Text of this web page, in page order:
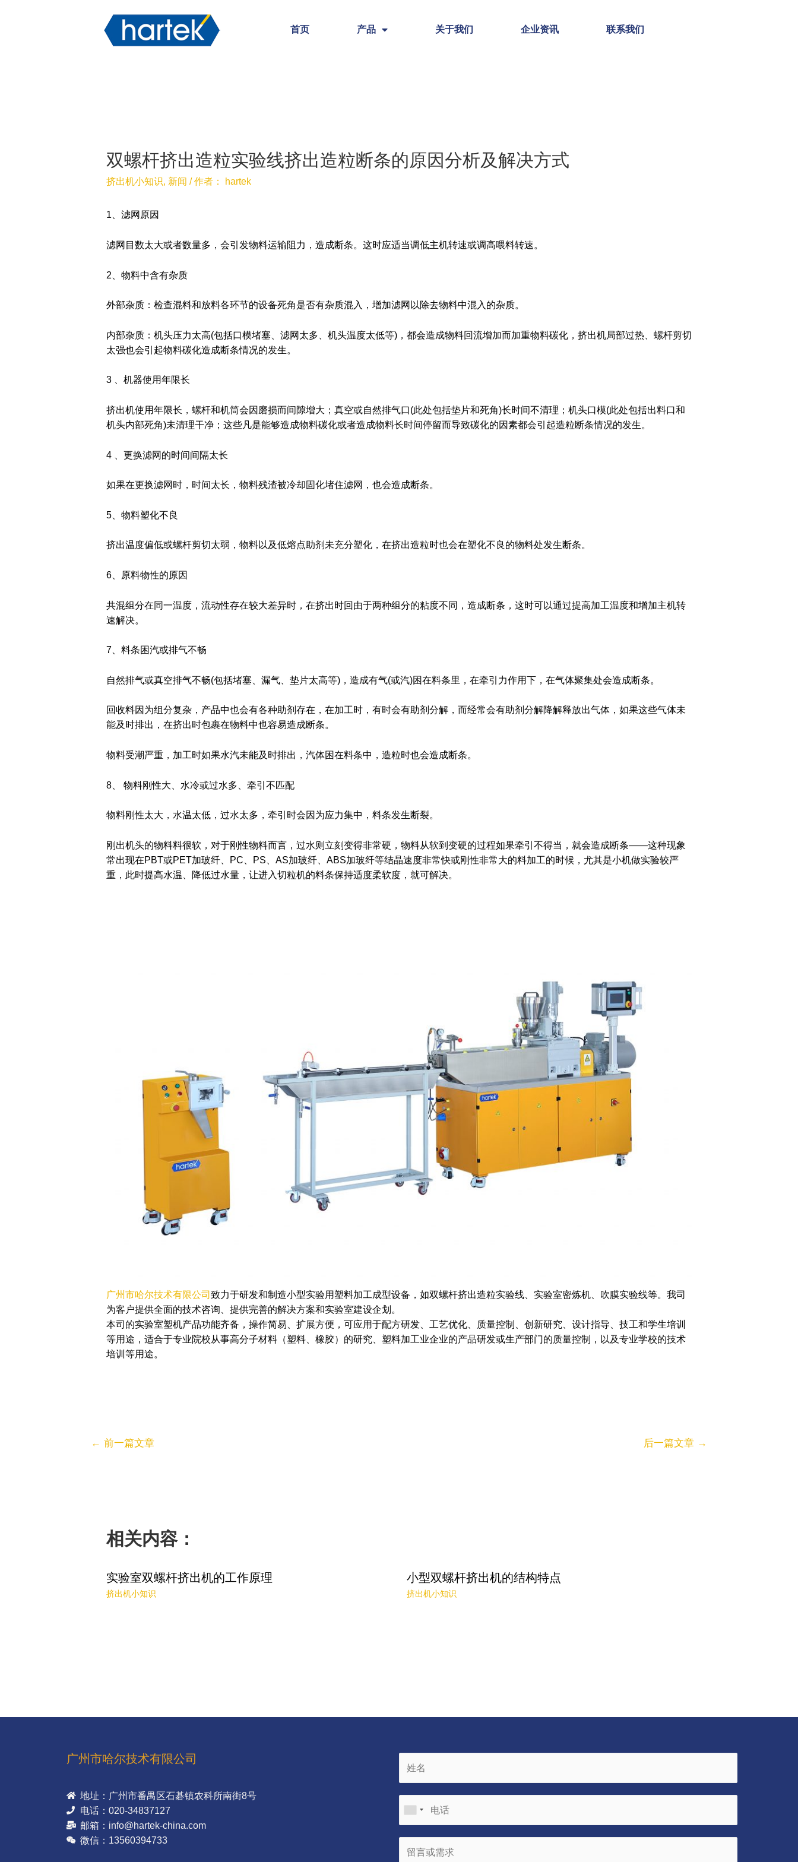
首页 产品 关于我们 企业资讯 联系我们
双螺杆挤出造粒实验线挤出造粒断条的原因分析及解决方式
挤出机小知识, 新闻 / 作者： hartek
1、滤网原因
滤网目数太大或者数量多，会引发物料运输阻力，造成断条。这时应适当调低主机转速或调高喂料转速。
2、物料中含有杂质
外部杂质：检查混料和放料各环节的设备死角是否有杂质混入，增加滤网以除去物料中混入的杂质。
内部杂质：机头压力太高(包括口模堵塞、滤网太多、机头温度太低等)，都会造成物料回流增加而加重物料碳化，挤出机局部过热、螺杆剪切
太强也会引起物料碳化造成断条情况的发生。
3 、机器使用年限长
挤出机使用年限长，螺杆和机筒会因磨损而间隙增大；真空或自然排气口(此处包括垫片和死角)长时间不清理；机头口模(此处包括出料口和
机头内部死角)未清理干净；这些凡是能够造成物料碳化或者造成物料长时间停留而导致碳化的因素都会引起造粒断条情况的发生。
4 、更换滤网的时间间隔太长
如果在更换滤网时，时间太长，物料残渣被冷却固化堵住滤网，也会造成断条。
5、物料塑化不良
挤出温度偏低或螺杆剪切太弱，物料以及低熔点助剂未充分塑化，在挤出造粒时也会在塑化不良的物料处发生断条。
6、原料物性的原因
共混组分在同一温度，流动性存在较大差异时，在挤出时回由于两种组分的粘度不同，造成断条，这时可以通过提高加工温度和增加主机转
速解决。
7、料条困汽或排气不畅
自然排气或真空排气不畅(包括堵塞、漏气、垫片太高等)，造成有气(或汽)困在料条里，在牵引力作用下，在气体聚集处会造成断条。
回收料因为组分复杂，产品中也会有各种助剂存在，在加工时，有时会有助剂分解，而经常会有助剂分解降解释放出气体，如果这些气体未
能及时排出，在挤出时包裹在物料中也容易造成断条。
物料受潮严重，加工时如果水汽未能及时排出，汽体困在料条中，造粒时也会造成断条。
8、 物料刚性大、水冷或过水多、牵引不匹配
物料刚性太大，水温太低，过水太多，牵引时会因为应力集中，料条发生断裂。
刚出机头的物料料很软，对于刚性物料而言，过水则立刻变得非常硬，物料从软到变硬的过程如果牵引不得当，就会造成断条——这种现象
常出现在PBT或PET加玻纤、PC、PS、AS加玻纤、ABS加玻纤等结晶速度非常快或刚性非常大的料加工的时候，尤其是小机做实验较严
重，此时提高水温、降低过水量，让进入切粒机的料条保持适度柔软度，就可解决。
广州市哈尔技术有限公司 致力于研发和制造小型实验用塑料加工成型设备，如双螺杆挤出造粒实验线、实验室密炼机、吹膜实验线等。我司
为客户提供全面的技术咨询、提供完善的解决方案和实验室建设企划。
本司的实验室塑机产品功能齐备，操作简易、扩展方便，可应用于配方研发、工艺优化、质量控制、创新研究、设计指导、技工和学生培训
等用途，适合于专业院校从事高分子材料（塑料、橡胶）的研究、塑料加工业企业的产品研发或生产部门的质量控制，以及专业学校的技术
培训等用途。
← 前一篇文章 后一篇文章 →
相关内容：
实验室双螺杆挤出机的工作原理
挤出机小知识
小型双螺杆挤出机的结构特点
挤出机小知识
广州市哈尔技术有限公司
地址：广州市番禺区石碁镇农科所南街8号
电话：020-34837127
邮箱：info@hartek-china.com
微信：13560394733